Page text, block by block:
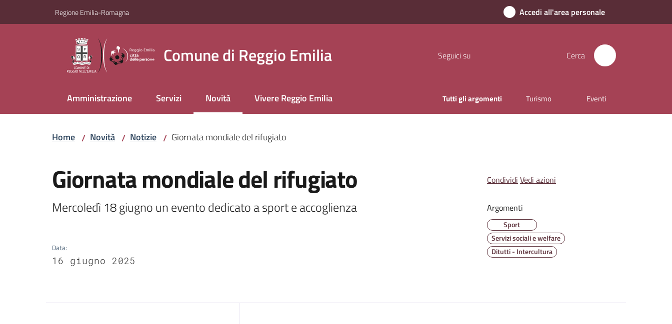
Regione Emilia-Romagna Accedi all'area personale
Comune di Reggio Emilia Seguici su Cerca
Amministrazione Servizi Novità
Menu selezionatoVivere Reggio Emilia Tutti gli argomenti Turismo Eventi
Home / Novità / Notizie / Giornata mondiale del rifugiato
Giornata mondiale del rifugiato
Mercoledì 18 giugno un evento dedicato a sport e accoglienza
Data:
16 giugno 2025
Condividi Vedi azioni
Argomenti
Sport
Servizi sociali e welfare
Ditutti - Intercultura